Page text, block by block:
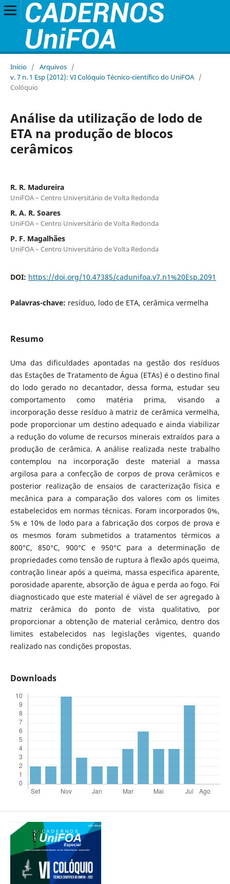
Início / Arquivos /
v. 7 n. 1 Esp (2012): VI Colóquio Técnico-científico do UniFOA /
Colóquio
Análise da utilização de lodo de
ETA na produção de blocos
cerâmicos
R. R. Madureira
UniFOA – Centro Universitário de Volta Redonda
R. A. R. Soares
UniFOA – Centro Universitário de Volta Redonda
P. F. Magalhães
UniFOA – Centro Universitário de Volta Redonda
DOI: https://doi.org/10.47385/cadunifoa.v7.n1%20Esp.2091
Palavras-chave: resíduo, lodo de ETA, cerâmica vermelha
Resumo
Uma das dificuldades apontadas na gestão dos resíduos
das Estações de Tratamento de Água (ETAs) é o destino final
do lodo gerado no decantador, dessa forma, estudar seu
comportamento como matéria prima, visando a
incorporação desse resíduo à matriz de cerâmica vermelha,
pode proporcionar um destino adequado e ainda viabilizar
a redução do volume de recursos minerais extraídos para a
produção de cerâmica. A análise realizada neste trabalho
contemplou na incorporação deste material a massa
argilosa para a confecção de corpos de prova cerâmicos e
posterior realização de ensaios de caracterização física e
mecânica para a comparação dos valores com os limites
estabelecidos em normas técnicas. Foram incorporados 0%,
5% e 10% de lodo para a fabricação dos corpos de prova e
os mesmos foram submetidos a tratamentos térmicos a
800°C, 850°C, 900°C e 950°C para a determinação de
propriedades como tensão de ruptura à flexão após queima,
contração linear após a queima, massa especifica aparente,
porosidade aparente, absorção de água e perda ao fogo. Foi
diagnosticado que este material é viável de ser agregado à
matriz cerâmica do ponto de vista qualitativo, por
proporcionar a obtenção de material cerâmico, dentro dos
limites estabelecidos nas legislações vigentes, quando
realizado nas condições propostas.
Downloads